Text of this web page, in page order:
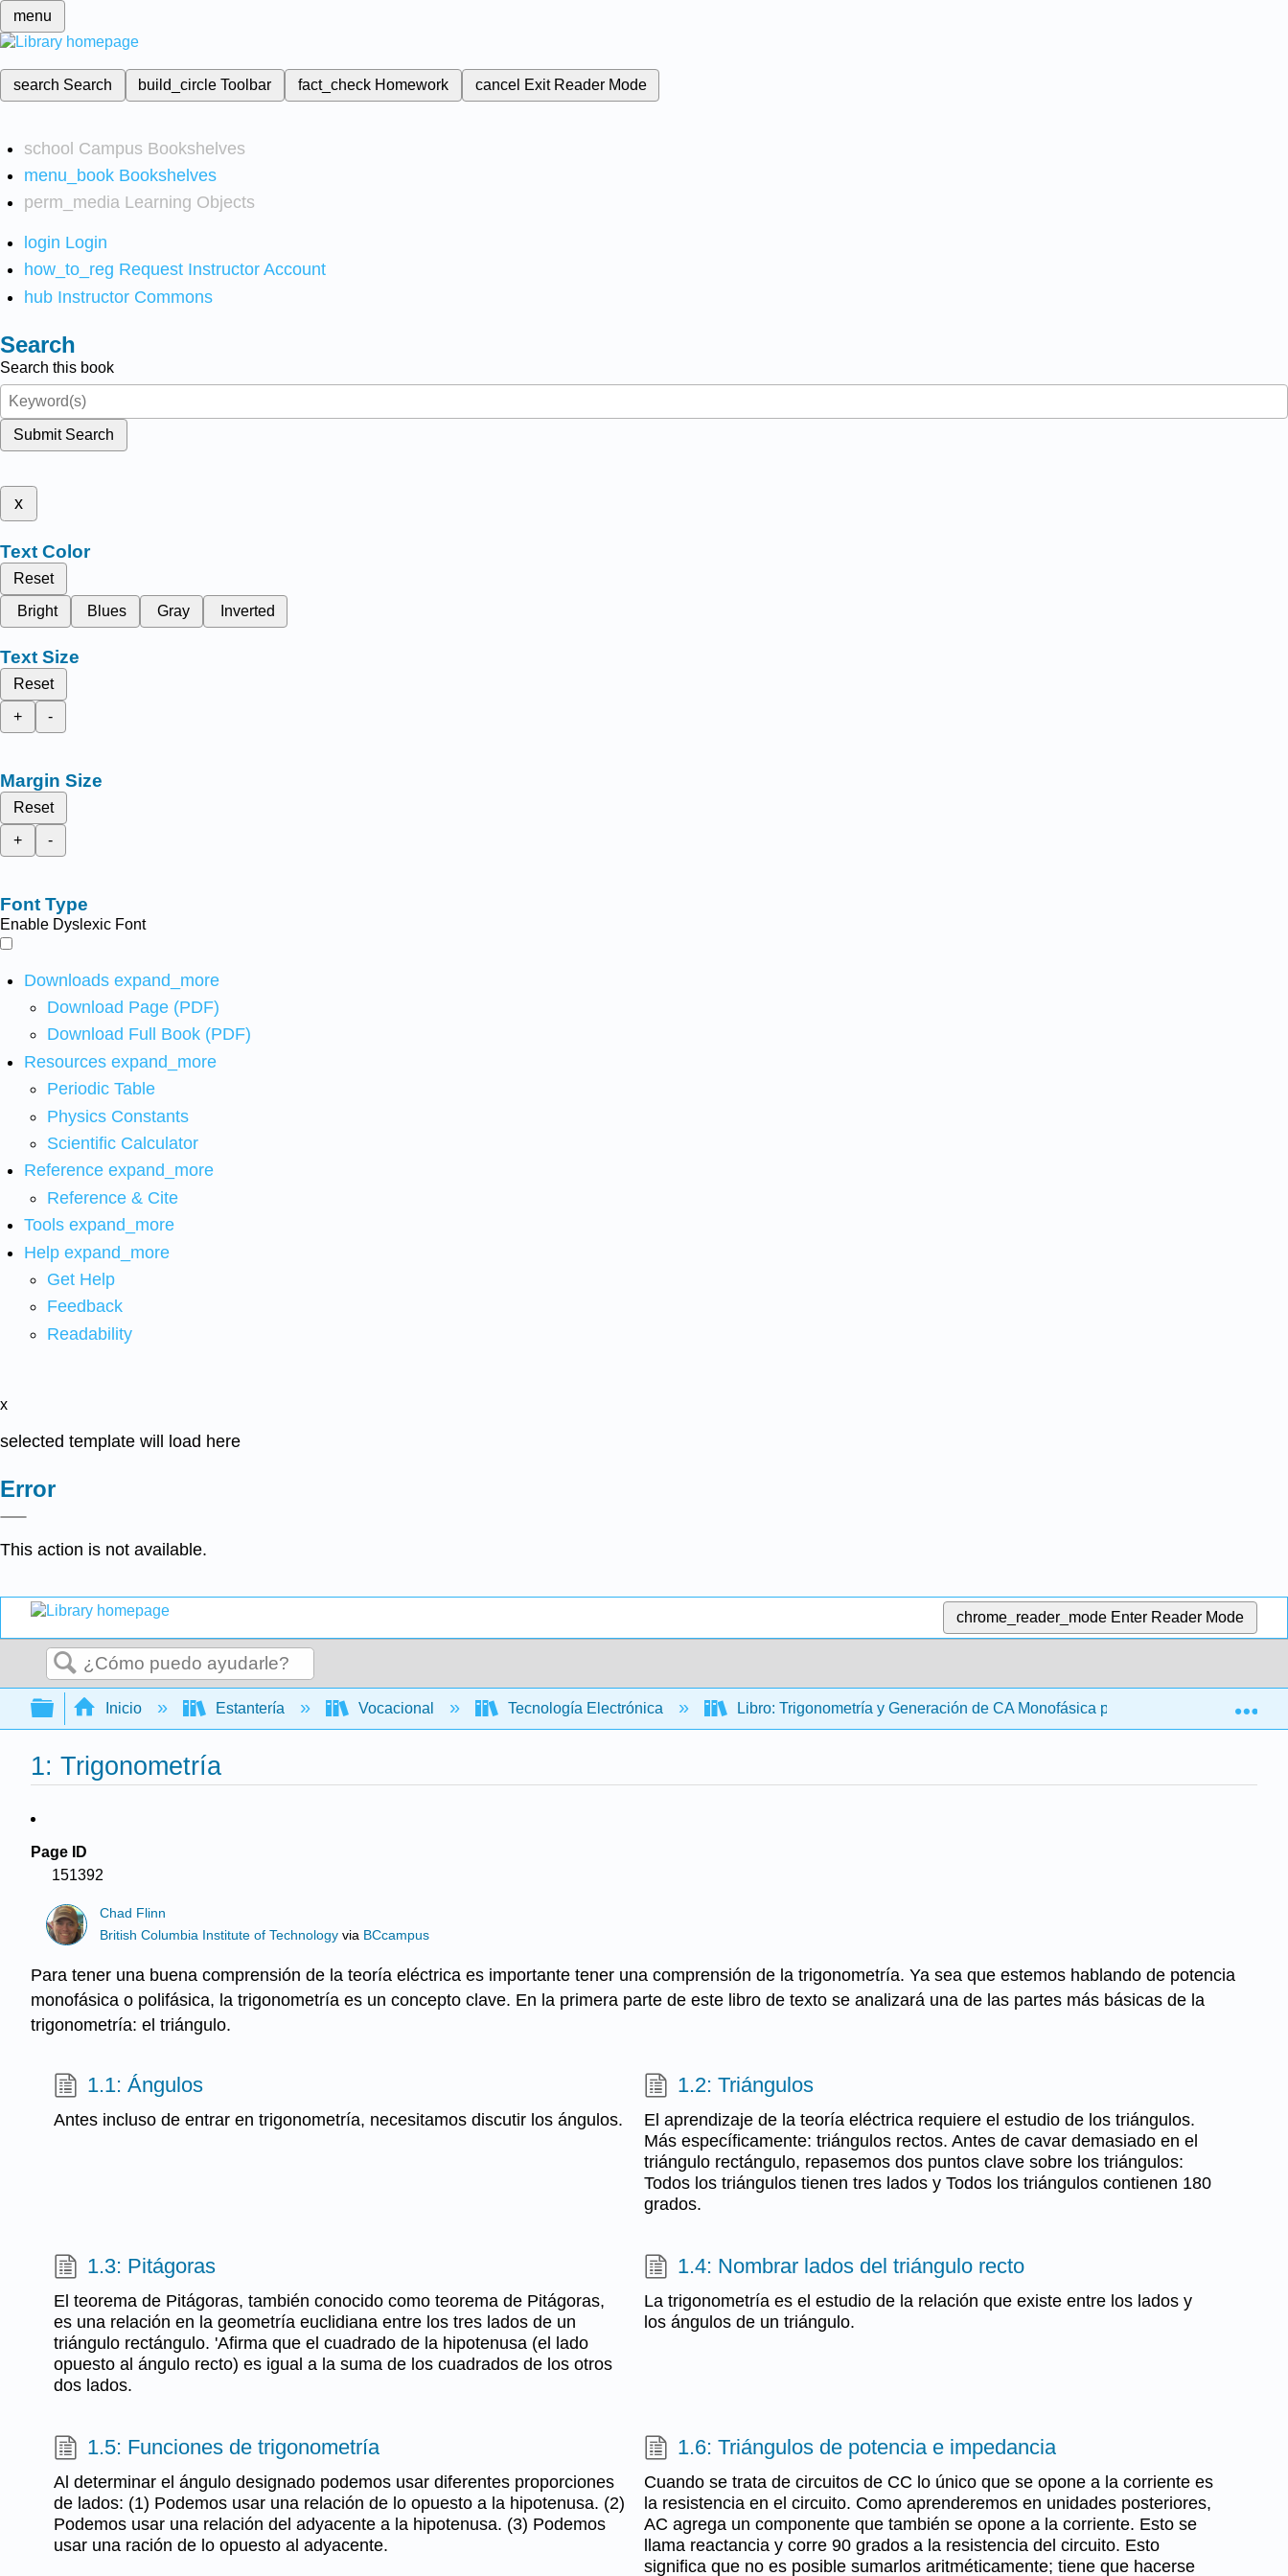
menu
search Search build_circleToolbar fact_check Homework cancel Exit Reader Mode
school Campus Bookshelves
menu_book Bookshelves
perm_media Learning Objects
login Login
how_to_reg Request Instructor Account
hub Instructor Commons
Search
Search this book
Submit Search
x
Text Color
Reset
Bright
Blues Gray Inverted
Text Size
Reset
+
-
Margin Size
Reset
+
-
Font Type
Enable Dyslexic Font
Downloads expand_more
Download Page (PDF)
Download Full Book (PDF)
Resources expand_more
Periodic Table
Physics Constants
Scientific Calculator
Reference expand_more
Reference & Cite
Tools expand_more
Help expand_more
Get Help
Feedback
Readability
x
selected template will load here
Error
This action is not available.
chrome_reader_mode Enter Reader Mode
Buscar
Expandir/contraer jerarquía global
Inicio Estantería Vocacional Tecnología Electrónica Libro: Trigonometría y Generación de CA Monofásica para Electricistas (Flinn)
1: Trigonometría
Page ID
151392
Chad Flinn
British Columbia Institute of Technology via BCcampus
Para tener una buena comprensión de la teoría eléctrica es importante tener una comprensión de la trigonometría. Ya sea que estemos hablando de potencia
monofásica o polifásica, la trigonometría es un concepto clave. En la primera parte de este libro de texto se analizará una de las partes más básicas de la
trigonometría: el triángulo.
1.1: Ángulos
Antes incluso de entrar en trigonometría, necesitamos discutir los ángulos.
1.2: Triángulos
El aprendizaje de la teoría eléctrica requiere el estudio de los triángulos.
Más específicamente: triángulos rectos. Antes de cavar demasiado en el
triángulo rectángulo, repasemos dos puntos clave sobre los triángulos:
Todos los triángulos tienen tres lados y Todos los triángulos contienen 180
grados.
1.3: Pitágoras
El teorema de Pitágoras, también conocido como teorema de Pitágoras,
es una relación en la geometría euclidiana entre los tres lados de un
triángulo rectángulo. 'Afirma que el cuadrado de la hipotenusa (el lado
opuesto al ángulo recto) es igual a la suma de los cuadrados de los otros
dos lados.
1.4: Nombrar lados del triángulo recto
La trigonometría es el estudio de la relación que existe entre los lados y
los ángulos de un triángulo.
1.5: Funciones de trigonometría
Al determinar el ángulo designado podemos usar diferentes proporciones
de lados: (1) Podemos usar una relación de lo opuesto a la hipotenusa. (2)
Podemos usar una relación del adyacente a la hipotenusa. (3) Podemos
usar una ración de lo opuesto al adyacente.
1.6: Triángulos de potencia e impedancia
Cuando se trata de circuitos de CC lo único que se opone a la corriente es
la resistencia en el circuito. Como aprenderemos en unidades posteriores,
AC agrega un componente que también se opone a la corriente. Esto se
llama reactancia y corre 90 grados a la resistencia del circuito. Esto
significa que no es posible sumarlos aritméticamente; tiene que hacerse